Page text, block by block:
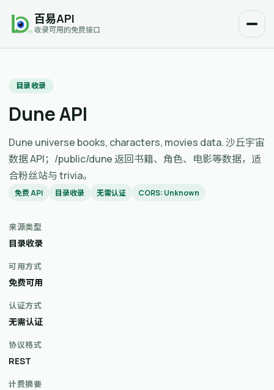
百易API
收录可用的免费接口
目录收录
Dune API
Dune universe books, characters, movies data. 沙丘宇宙
数据 API；/public/dune 返回书籍、角色、电影等数据，适
合粉丝站与 trivia。
免费 API 目录收录 无需认证 CORS: Unknown
来源类型
目录收录
可用方式
免费可用
认证方式
无需认证
协议格式
REST
计费摘要